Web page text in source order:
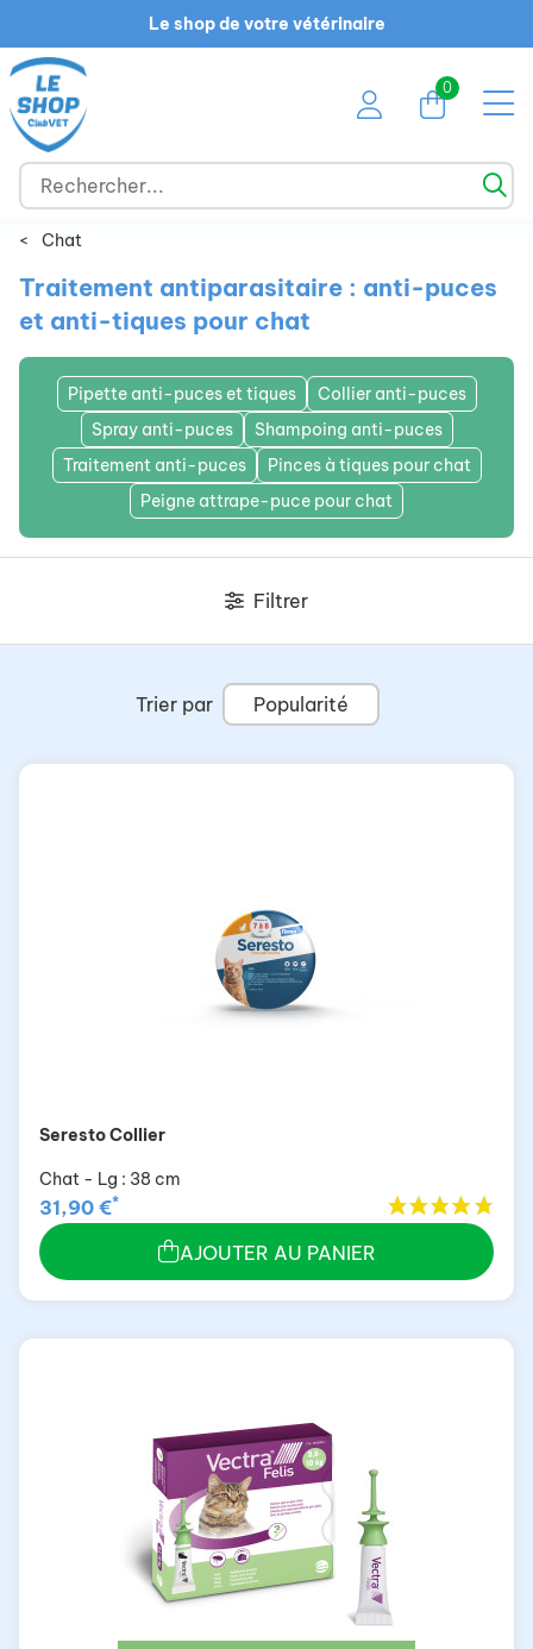
Le shop de votre vétérinaire
0
< Chat
Traitement antiparasitaire : anti-puces
et anti-tiques pour chat
Pipette anti-puces et tiques
Collier anti-puces
Spray anti-puces
Shampoing anti-puces
Traitement anti-puces
Pinces à tiques pour chat
Peigne attrape-puce pour chat
Filtrer
Trier par Popularité
Seresto Collier
Chat - Lg : 38 cm
31,90 €*
AJOUTER AU PANIER